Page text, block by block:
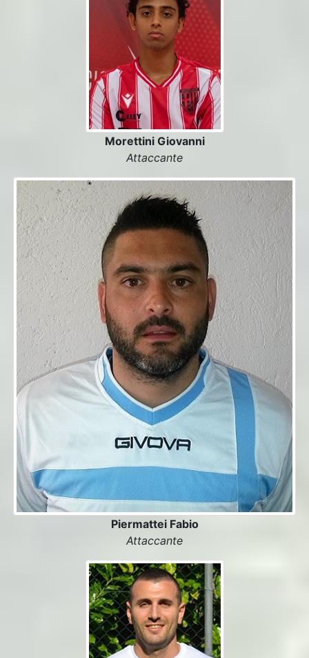
Morettini Giovanni
Attaccante
Piermattei Fabio
Attaccante